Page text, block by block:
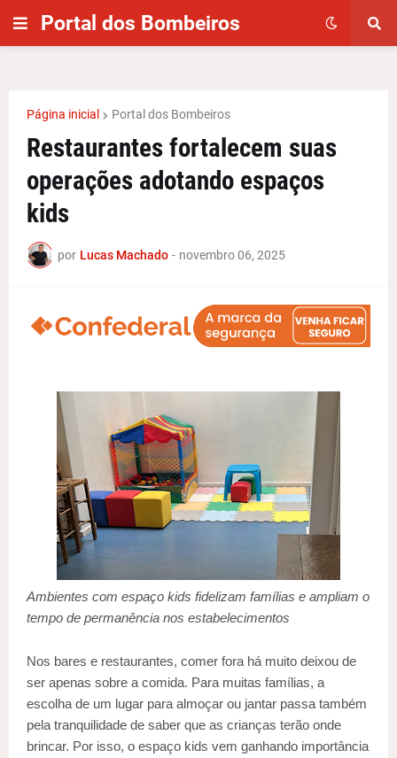
Portal dos Bombeiros
Página inicial Portal dos Bombeiros
Restaurantes fortalecem suas
operações adotando espaços
kids
por Lucas Machado - novembro 06, 2025
Ambientes com espaço kids fidelizam famílias e ampliam o
tempo de permanência nos estabelecimentos
Nos bares e restaurantes, comer fora há muito deixou de
ser apenas sobre a comida. Para muitas famílias, a
escolha de um lugar para almoçar ou jantar passa também
pela tranquilidade de saber que as crianças terão onde
brincar. Por isso, o espaço kids vem ganhando importância